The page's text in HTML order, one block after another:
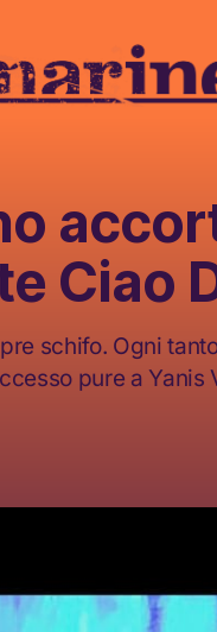
Ciao
schifo. Ogni
pure a Yanis